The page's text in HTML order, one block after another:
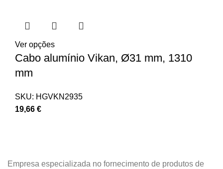
Ver opções
Cabo alumínio Vikan, Ø31 mm, 1310
mm
SKU: HGVKN2935
19,66 €
Empresa especializada no fornecimento de produtos de